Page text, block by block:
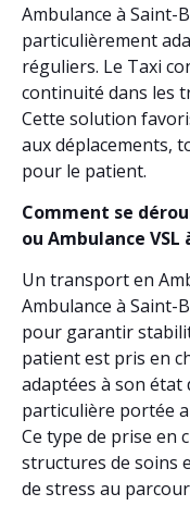
Ambulance à Saint-
particulièrement
réguliers. Le Taxi
continuité dans les
Cette solution
aux déplacements,
pour le patient.
Comment se
ou Ambulance
Un transport en
Ambulance à Saint-
pour garantir
patient est pris en
adaptées à son état
particulière portée
Ce type de prise en
structures de soins
de stress au